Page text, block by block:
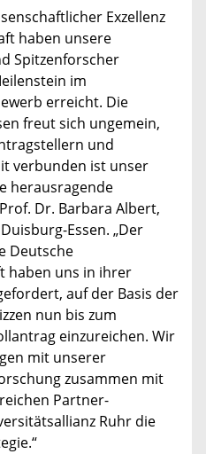
Exzellenz
haben unsere
Spitzenforscher
im
erreicht. Die
freut sich ungemein,
und
verbunden ist unser
herausragende
Dr. Barbara Albert,
Essen. „Der
Deutsche
haben uns in ihrer
auf der Basis der
nun bis zum
einzureichen. Wir
mit unserer
zusammen mit
Partner-
Ruhr die